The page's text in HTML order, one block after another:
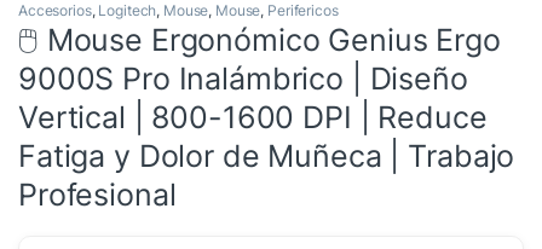
Accesorios, Logitech, Mouse, Mouse, Perifericos
🖱️ Mouse Ergonómico Genius Ergo
9000S Pro Inalámbrico | Diseño
Vertical | 800-1600 DPI | Reduce
Fatiga y Dolor de Muñeca | Trabajo
Profesional